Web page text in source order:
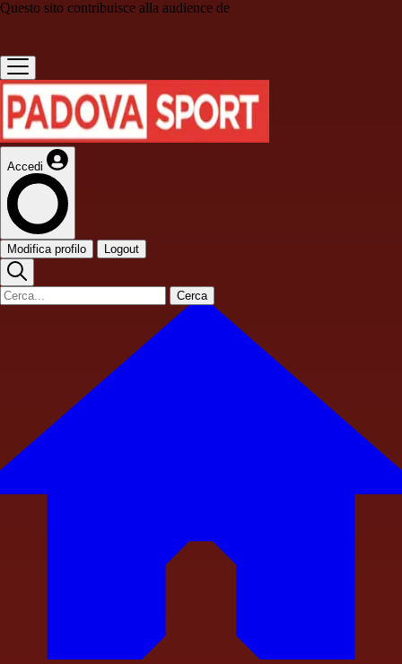
Questo sito contribuisce alla audience de
Accedi
Modifica profilo Logout
Cerca